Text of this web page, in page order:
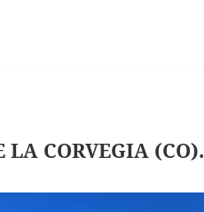
LA CORVEGIA (CO).